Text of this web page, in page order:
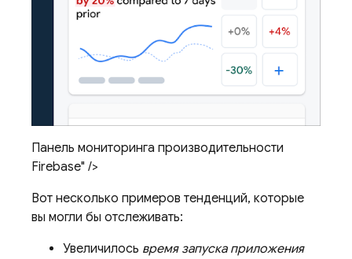
Панель мониторинга производительности
Firebase" />
Вот несколько примеров тенденций, которые
вы могли бы отслеживать:
Увеличилось время запуска приложения